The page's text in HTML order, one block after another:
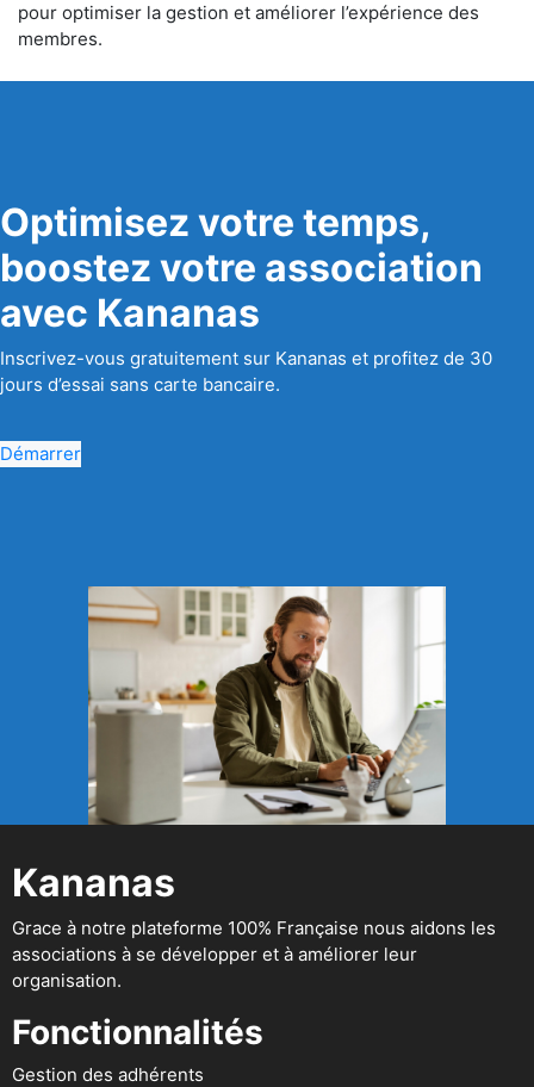
pour optimiser la gestion et améliorer l’expérience des
membres.
Optimisez votre temps,
boostez votre association
avec Kananas
Inscrivez-vous gratuitement sur Kananas et profitez de 30
jours d’essai sans carte bancaire.
Démarrer
Kananas
Grace à notre plateforme 100% Française nous aidons les
associations à se développer et à améliorer leur
organisation.
Fonctionnalités
Gestion des adhérents